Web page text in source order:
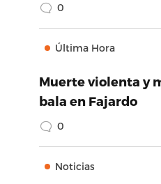
0
Última Hora
Muerte violenta y
bala en Fajardo
0
Noticias